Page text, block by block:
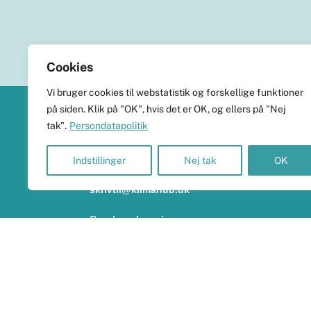
Cookies
Vi bruger cookies til webstatistik og forskellige funktioner
på siden. Klik på "OK", hvis det er OK, og ellers på "Nej
tak". Persondatapolitik
Indstillinger Nej tak OK
KlimaHub
CVR-nr. 38989251
Langøvej 13, 5900 Rudkøbing
skrivtil@klimahub.dk
Bankoplysninger